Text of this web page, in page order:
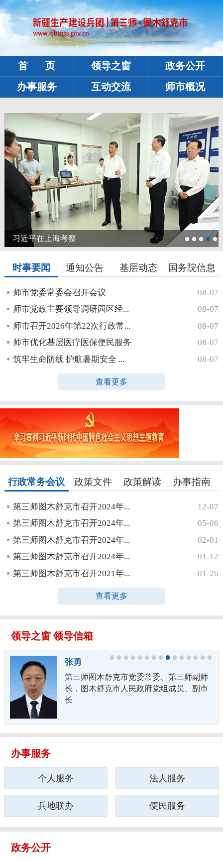
首 页 领导之窗
政务公开
办事服务
互动交流 师市概况
习近平在上海考察
时事要闻 通知公告 基层动态 国务院信息
师市党委常委会召开会议
08-07
师市党政主要领导调研园区经...
08-07
师市召开2026年第22次行政常...
08-07
师市优化基层医疗医保便民服务
08-07
筑牢生命防线 护航暑期安全 ...
08-07
查看更多
行政常务会议 政策文件 政策解读 办事指南
第三师图木舒克市召开2024年...
12-07
第三师图木舒克市召开2024年...
05-06
第三师图木舒克市召开2024年...
02-01
第三师图木舒克市召开2024年...
01-12
第三师图木舒克市召开2021年...
01-26
查看更多
领导之窗 领导信箱
张勇
第三师图木舒克市党委常委、第三师副师
长，图木舒克市人民政府党组成员、副市
长
办事服务
个人服务 法人服务
兵地联办 便民服务
政务公开